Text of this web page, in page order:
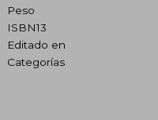
Peso
ISBN13
Editado en
Categorías